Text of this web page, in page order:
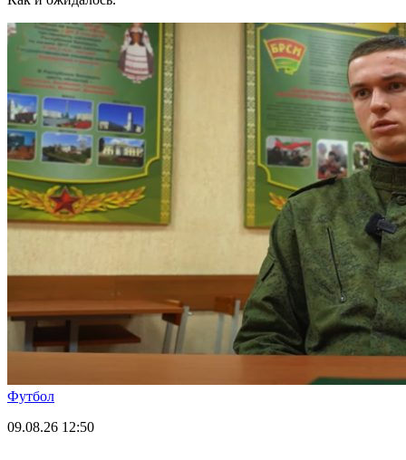
Футбол
09.08.26 12:50